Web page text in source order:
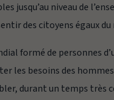
jusqu’au niveau de
des citoyens égaux du
formé de personnes
les besoins des
durant un temps très